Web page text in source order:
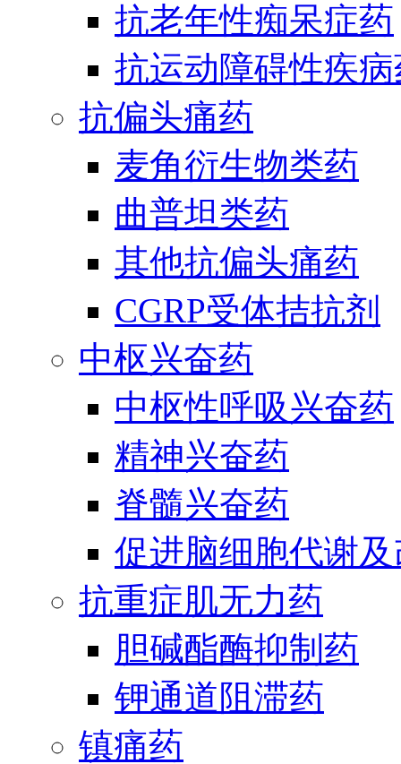
抗老年性痴呆症药
抗运动障碍性疾
抗偏头痛药
麦角衍生物类药
曲普坦类药
其他抗偏头痛药
CGRP受体拮抗剂
中枢兴奋药
中枢性呼吸兴奋药
精神兴奋药
脊髓兴奋药
促进脑细胞代谢
抗重症肌无力药
胆碱酯酶抑制药
钾通道阻滞药
镇痛药